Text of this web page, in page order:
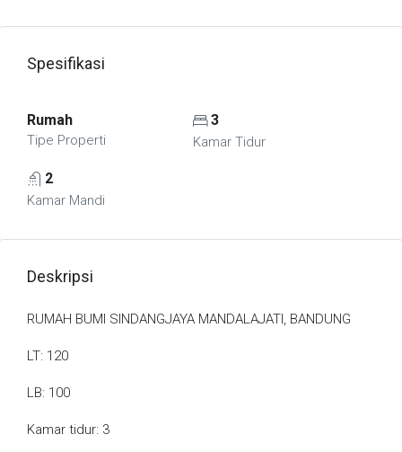
Spesifikasi
Rumah
Tipe Properti
3
Kamar Tidur
2
Kamar Mandi
Deskripsi
RUMAH BUMI SINDANGJAYA MANDALAJATI, BANDUNG
LT: 120
LB: 100
Kamar tidur: 3